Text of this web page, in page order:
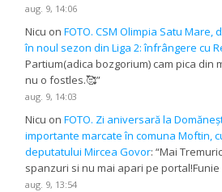
aug. 9, 14:06
Nicu onFOTO. CSM Olimpia Satu Mare,
în noul sezon din Liga 2: înfrângere cu
Partium(adica bozgorium) cam pica din
nu o fostles.🥰”
aug. 9, 14:03
Nicu onFOTO. Zi aniversară la
importante marcate în comuna Moftin,
deputatului Mircea Govor: “Mai
spanzuri si nu mai apari pe
aug. 9, 13:54